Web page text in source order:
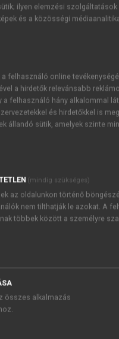
Kemotaktikus
peptidek
12
IL-13
CSF
TGFβ
(NCF)
eosinophil
kemotaktikus
faktor
(ECF-A)
TGF:transzformáló
ilyen elemzési szolgáltatások
és a közösségi
felhasználó online
a hirdetők relevánsabb
a felhasználó hány alkalommal
és hirdetőkkel is
állandó sütik, amelyek szinte
(mindig szükséges)
az oldalunkon történő
nem tilthatják le azokat. A
többek között a személyre
összes alkalmazás